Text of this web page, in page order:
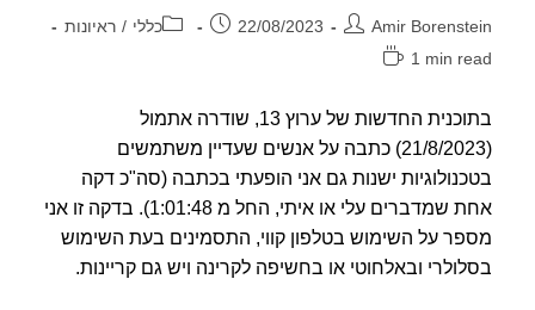
Amir פורסם:
22/08/2023 קטגוריה:
כללי ראיונות
1 min
בתוכנית החדשות של ערוץ 13, שודרה אתמול
(21/8/2023) כתבה על אנשים שעדיין משתמשים
ישנות גם אני הופעתי בכתבה (סה"כ דקה
אחת שמדברים עלי או איתי, החל מ 1:01:48). בדקה זו אני
על השימוש בטלפון קווי, התסמינים בעת השימוש
ובאלחוטי או בחשיפה לקרינה ויש גם קריינות.